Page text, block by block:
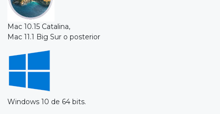
Mac 10.15 Catalina,
Mac 11.1 Big Sur o posterior
Windows 10 de 64 bits.